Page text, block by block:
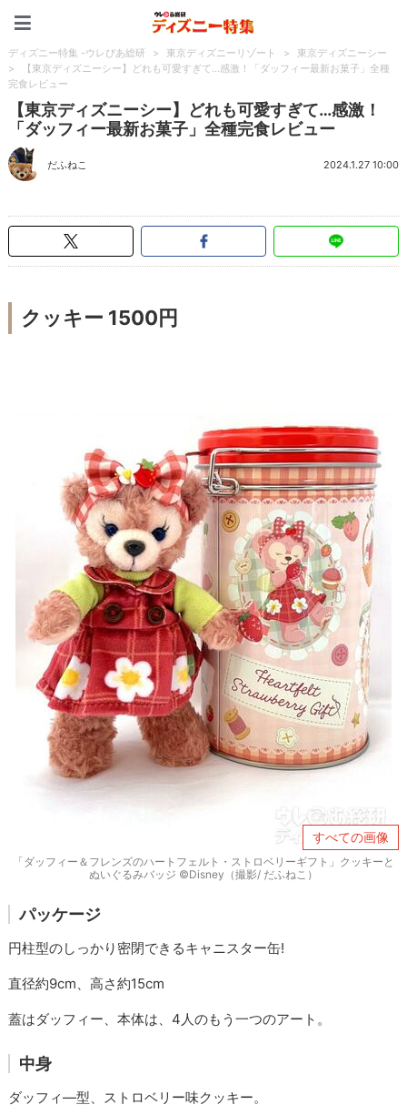
ディズニー特集 -ウレぴあ総研 > 東京ディズニーリゾート >
東京ディズニーシー
>
【東京ディズニーシー】どれも可愛すぎて…感激！「ダッフィー最新お菓子」全種
完食レビュー
【東京ディズニーシー】どれも可愛すぎて…感激！
「ダッフィー最新お菓子」全種完食レビュー
だふねこ 2024.1.27 10:00
クッキー 1500円
すべての画像
「ダッフィー＆フレンズのハートフェルト・ストロベリーギフト」クッキーと
ぬいぐるみバッジ ©Disney（撮影/ だふねこ）
パッケージ
円柱型のしっかり密閉できるキャニスター缶!
直径約9cm、高さ約15cm
蓋はダッフィー、本体は、4人のもう一つのアート。
中身
ダッフィ―型、ストロベリー味クッキー。